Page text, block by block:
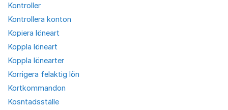
Kontroller
Kontrollera konton
Kopiera löneart
Koppla löneart
Koppla lönearter
Korrigera felaktig lön
Kortkommandon
Kosntadsställe